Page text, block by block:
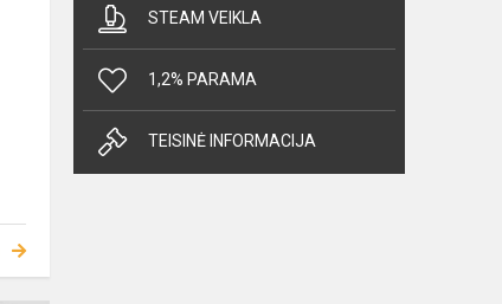
STEAM VEIKLA
1,2% PARAMA
TEISINĖ INFORMACIJA